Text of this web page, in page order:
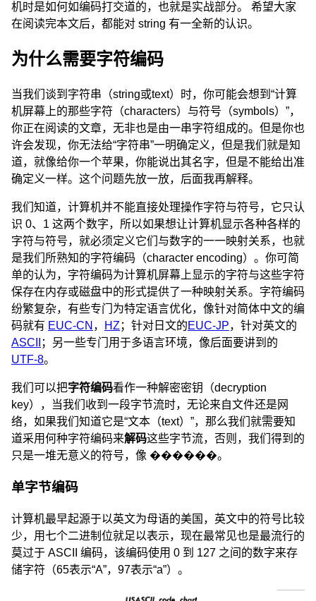
机时是如何如编码打交道的，也就是实战部分。 希望大家
在阅读完本文后，都能对 string 有一全新的认识。
为什么需要字符编码
当我们谈到字符串（string或text）时，你可能会想到“计算
机屏幕上的那些字符（characters）与符号（symbols）”，
你正在阅读的文章，无非也是由一串字符组成的。但是你也
许会发现，你无法给“字符串”一明确定义，但是我们就是知
道，就像给你一个苹果，你能说出其名字，但是不能给出准
确定义一样。这个问题先放一放，后面我再解释。
我们知道，计算机并不能直接处理操作字符与符号，它只认
识 0、1 这两个数字，所以如果想让计算机显示各种各样的
字符与符号，就必须定义它们与数字的一一映射关系，也就
是我们所熟知的字符编码（character encoding）。你可简
单的认为，字符编码为计算机屏幕上显示的字符与这些字符
保存在内存或磁盘中的形式提供了一种映射关系。字符编码
纷繁复杂，有些专门为特定语言优化，像针对简体中文的编
码就有 EUC-CN ， HZ ；针对日文的EUC-JP，针对英文的
ASCII
；另一些专门用于多语言环境，像后面要讲到的
UTF-8。
我们可以把字符编码看作一种解密密钥（decryption
key），当我们收到一段字节流时，无论来自文件还是网
络，如果我们知道它是“文本（text）”，那么我们就需要知
道采用何种字符编码来解码这些字节流，否则，我们得到的
只是一堆无意义的符号，像 ������。
单字节编码
计算机最早起源于以英文为母语的美国，英文中的符号比较
少，用七个二进制位就足以表示，现在最常见也是最流行的
莫过于 ASCII 编码，该编码使用 0 到 127 之间的数字来存
储字符（65表示“A”，97表示“a”）。